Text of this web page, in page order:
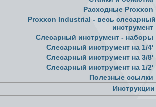
Расходные Proxxon
Proxxon Industrial - весь слесарный
инструмент
Слесарный инструмент - наборы
Слесарный инструмент на 1/4'
Слесарный инструмент на 3/8'
Слесарный инструмент на 1/2'
Полезные ссылки
Инструкции